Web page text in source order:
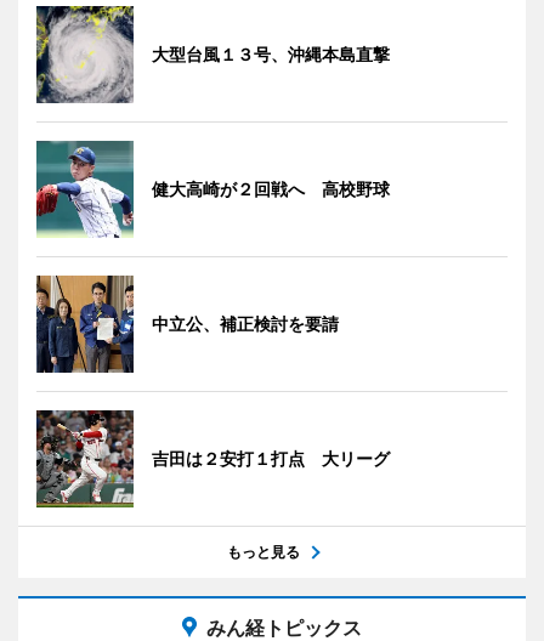
大型台風１３号、沖縄本島直撃
健大高崎が２回戦へ 高校野球
中立公、補正検討を要請
吉田は２安打１打点 大リーグ
もっと見る
みん経トピックス